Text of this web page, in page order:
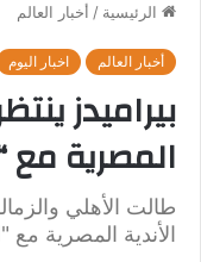
الرئيسية / أخبار العالم
أخبار العالم اخبار اليوم
بيراميدز
المصرية مع
طالت الأهلي
الأندية المصرية مع